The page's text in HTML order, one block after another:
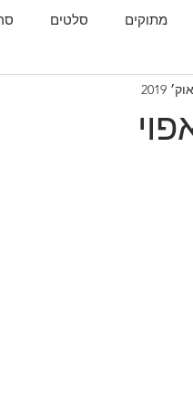
מתוקים סלטים